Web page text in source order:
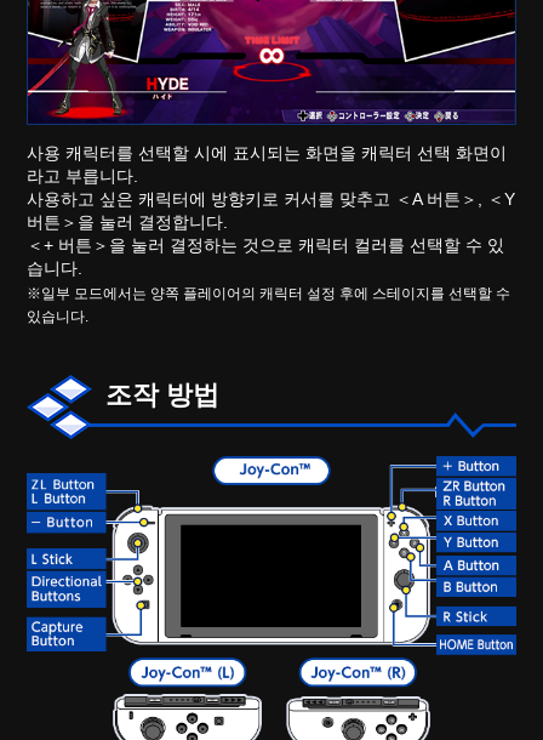
사용 캐릭터를 선택할 시에 표시되는 화면을 캐릭터 선택 화면이
라고 부릅니다.
사용하고 싶은 캐릭터에 방향키로 커서를 맞추고 ＜A 버튼＞, ＜Y
버튼＞을 눌러 결정합니다.
＜+ 버튼＞을 눌러 결정하는 것으로 캐릭터 컬러를 선택할 수 있
습니다.
※일부 모드에서는 양쪽 플레이어의 캐릭터 설정 후에 스테이지를 선택할 수
있습니다.
조작 방법